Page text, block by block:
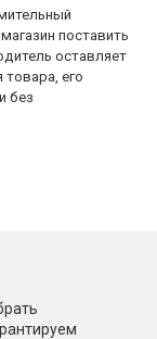
поставить
оставляет
товара, его
без